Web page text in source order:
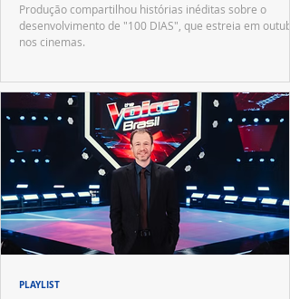
Produção compartilhou histórias inéditas sobre o
desenvolvimento de "100 DIAS", que estreia em
nos cinemas.
PLAYLIST